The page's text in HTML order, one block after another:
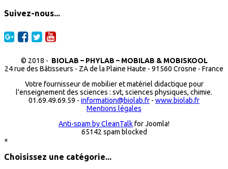
Suivez-nous...
© 2018 - BIOLAB – PHYLAB – MOBILAB & MOBISKOOL
24 rue des Bâtisseurs - ZA de la Plaine Haute - 91560 Crosne - France
Votre fournisseur de mobilier et matériel didactique pour
l'enseignement des sciences : svt, sciences physiques, chimie.
01.69.49.69.59 - information@biolab.fr - www.biolab.fr
Mentions légales
Anti-spam by CleanTalkfor Joomla!
65142 spam blocked
×
Choisissez une catégorie...